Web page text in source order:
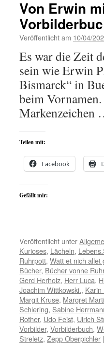
Von Erwin
Veröffentlicht am 10/04/
Es war die Zeit
sein wie Erwin
Bismarck“ in
beim
Markenzeichen
Teilen mit:
Facebook
Gefällt mir:
Veröffentlicht unter
Kurioses, Lächeln,
Ruhrpott, Watt et nich allet
Bücher, Bücher vonne Ruhr
Gerd Herholz, Herr Luca,
Joachim Wittkowski., Karin
Margit Kruse, Margret
Schiering, Sabine
Rother, Udo Feist, Ulrich
Vorbilder, Vorbilderbuch,
Streletz, Zepp Oberpichler |